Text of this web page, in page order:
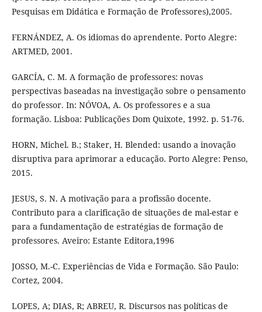
Pesquisas em Didática e Formação de Professores),2005.
FERNÁNDEZ, A. Os idiomas do aprendente. Porto Alegre:
ARTMED, 2001.
GARCÍA, C. M. A formação de professores: novas
perspectivas baseadas na investigação sobre o pensamento
do professor. In: NÓVOA, A. Os professores e a sua
formação. Lisboa: Publicações Dom Quixote, 1992. p. 51-76.
HORN, Michel. B.; Staker, H. Blended: usando a inovação
disruptiva para aprimorar a educação. Porto Alegre: Penso,
2015.
JESUS, S. N. A motivação para a profissão docente.
Contributo para a clarificação de situações de mal-estar e
para a fundamentação de estratégias de formação de
professores. Aveiro: Estante Editora,1996
JOSSO, M.-C. Experiências de Vida e Formação. São Paulo:
Cortez, 2004.
LOPES, A; DIAS, R; ABREU, R. Discursos nas políticas de